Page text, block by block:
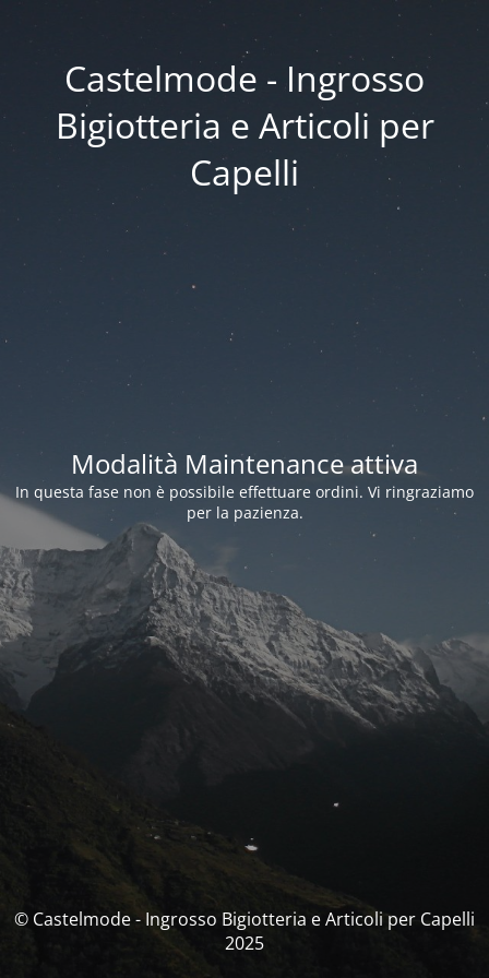
Castelmode - Ingrosso
Bigiotteria e Articoli per
Capelli
Modalità Maintenance attiva
In questa fase non è possibile effettuare ordini. Vi ringraziamo
per la pazienza.
© Castelmode - Ingrosso Bigiotteria e Articoli per Capelli
2025